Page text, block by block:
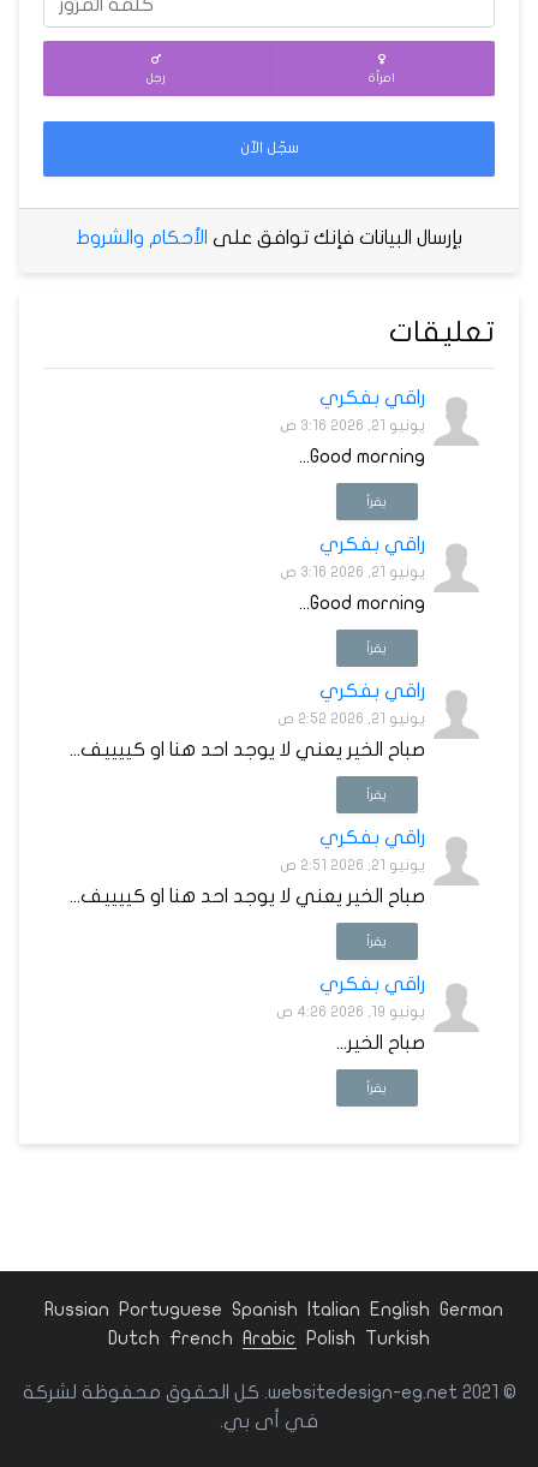
امرأة رجل
سجّل الآن
بإرسال البيانات فإنك توافق على الأحكام والشروط
تعليقات
راقي بفكري
يونيو 21, 2026 3:16 ص
Good morning...
يقرأ
راقي بفكري
يونيو 21, 2026 3:16 ص
Good morning...
يقرأ
راقي بفكري
يونيو 21, 2026 2:52 ص
صباح الخير يعني لا يوجد احد هنا او كييييف...
يقرأ
راقي بفكري
يونيو 21, 2026 2:51 ص
صباح الخير يعني لا يوجد احد هنا او كييييف...
يقرأ
راقي بفكري
يونيو 19, 2026 4:26 ص
صباح الخير...
يقرأ
German
English
Italian
Spanish
Portuguese
Russian
Turkish
Polish
Arabic
French
Dutch
© websitedesign-eg.net 2021. كل الحقوق محفوظة لشركة
في أى بي.